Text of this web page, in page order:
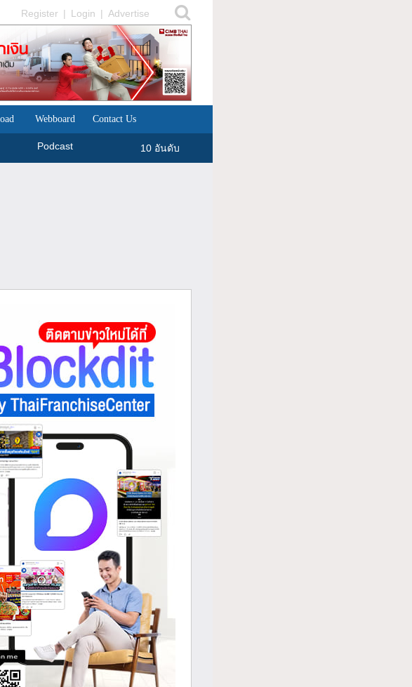
Register | Login | Advertise
Webboard Contact Us
Podcast 10 อันดับ